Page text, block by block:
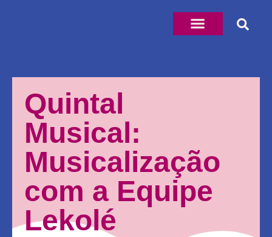
Quintal
Musical:
Musicalização
com a Equipe
Lekolé